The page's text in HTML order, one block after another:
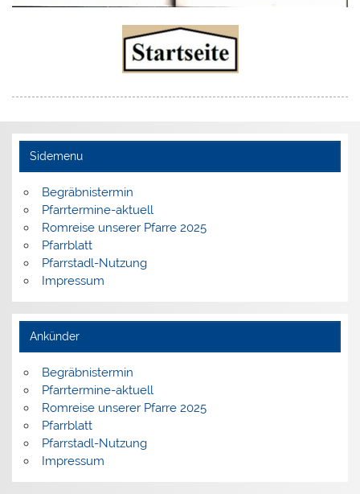
Sidemenu
Begräbnistermin
Pfarrtermine-aktuell
Romreise unserer Pfarre 2025
Pfarrblatt
Pfarrstadl-Nutzung
Impressum
Ankünder
Begräbnistermin
Pfarrtermine-aktuell
Romreise unserer Pfarre 2025
Pfarrblatt
Pfarrstadl-Nutzung
Impressum